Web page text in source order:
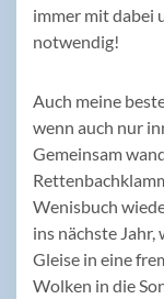
immer mit dabei
notwendig!
Auch meine
wenn auch nur
Gemeinsam
Wenisbuch
ins nächste
Gleise in eine
Wolken in die